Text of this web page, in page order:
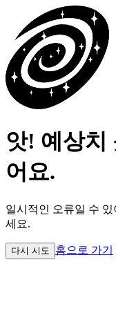
앗! 예상치
어요.
일시적인 오류일 수 있
세요.
다시 시도 홈으로 가기